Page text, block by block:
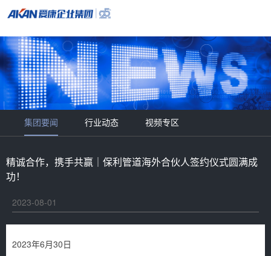
集团要闻 行业动态 视频专区
精诚合作，携手共赢｜保利管道海外合伙人签约仪式圆满成
功！
2023-08-01
2023年6月30日